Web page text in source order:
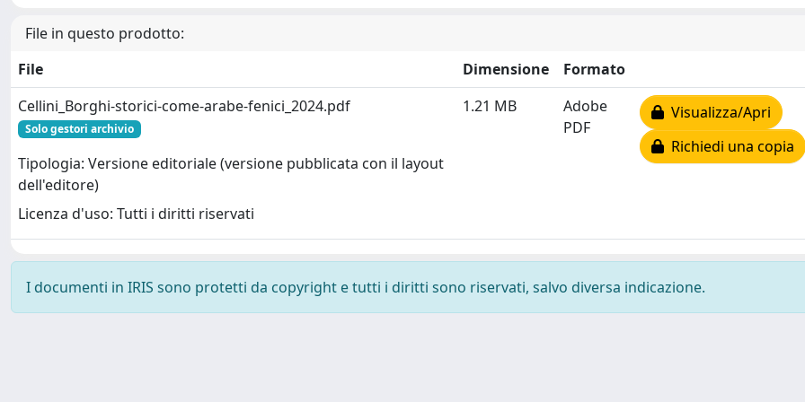
File in questo prodotto:
File
Dimensione
Formato
Cellini_Borghi-storici-come-arabe-fenici_2024.pdf
Solo gestori archivio
Tipologia: Versione editoriale (versione pubblicata con il layout
dell'editore)
Licenza d'uso: Tutti i diritti riservati
1.21 MB
Adobe
PDF
Visualizza/Apri
Richiedi una copia
I documenti in IRIS sono protetti da copyright e tutti i diritti sono riservati, salvo diversa indicazione.